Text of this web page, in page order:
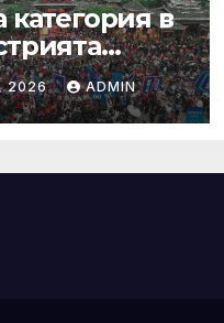
категория в
алианс за
енергия
2026 ADMIN